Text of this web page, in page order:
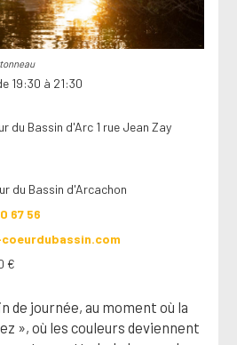
19:30 à 21:30
du Bassin d'Arc 1 rue Jean Zay
du Bassin d'Arcachon
67 56
€
de journée, au moment où la
», où les couleurs deviennent